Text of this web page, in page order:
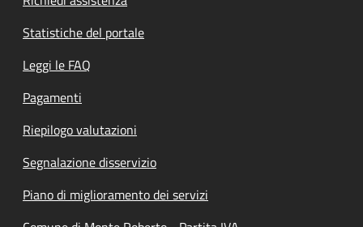
Statistiche del portale
Leggi le FAQ
Pagamenti
Riepilogo valutazioni
Segnalazione disservizio
Piano di miglioramento dei servizi